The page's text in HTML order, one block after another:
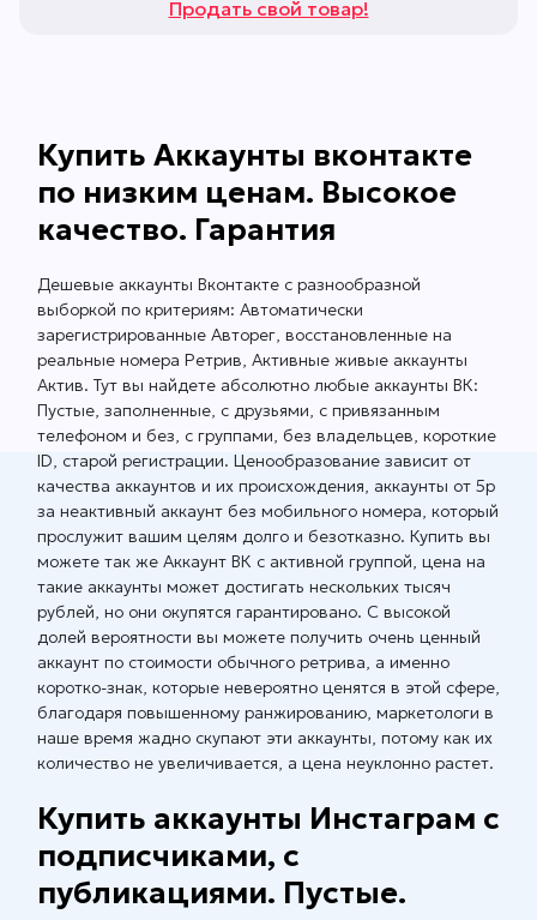
Продать свой товар!
Купить Аккаунты вконтакте
по низким ценам. Высокое
качество. Гарантия
Дешевые аккаунты Вконтакте с разнообразной
выборкой по критериям: Автоматически
зарегистрированные Авторег, восстановленные на
реальные номера Ретрив, Активные живые аккаунты
Актив. Тут вы найдете абсолютно любые аккаунты ВК:
Пустые, заполненные, с друзьями, с привязанным
телефоном и без, с группами, без владельцев, короткие
ID, старой регистрации. Ценообразование зависит от
качества аккаунтов и их происхождения, аккаунты от 5р
за неактивный аккаунт без мобильного номера, который
прослужит вашим целям долго и безотказно. Купить вы
можете так же Аккаунт ВК с активной группой, цена на
такие аккаунты может достигать нескольких тысяч
рублей, но они окупятся гарантировано. С высокой
долей вероятности вы можете получить очень ценный
аккаунт по стоимости обычного ретрива, а именно
коротко-знак, которые невероятно ценятся в этой сфере,
благодаря повышенному ранжированию, маркетологи в
наше время жадно скупают эти аккаунты, потому как их
количество не увеличивается, а цена неуклонно растет.
Купить аккаунты Инстаграм с
подписчиками, с
публикациями. Пустые.